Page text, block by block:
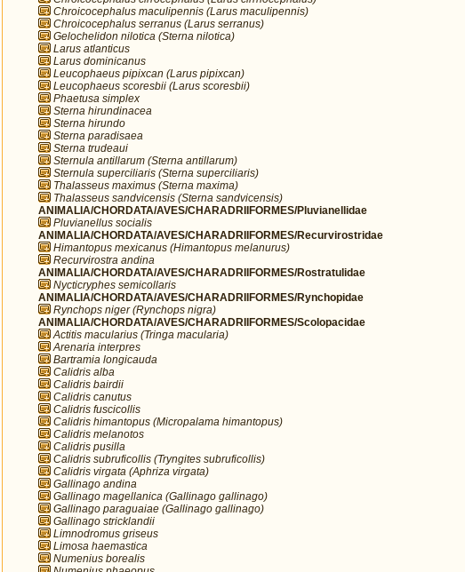
Chroicocephalus maculipennis (Larus maculipennis)
Chroicocephalus serranus (Larus serranus)
Gelochelidon nilotica (Sterna nilotica)
Larus atlanticus
Larus dominicanus
Leucophaeus pipixcan (Larus pipixcan)
Leucophaeus scoresbii (Larus scoresbii)
Phaetusa simplex
Sterna hirundinacea
Sterna hirundo
Sterna paradisaea
Sterna trudeaui
Sternula antillarum (Sterna antillarum)
Sternula superciliaris (Sterna superciliaris)
Thalasseus maximus (Sterna maxima)
Thalasseus sandvicensis (Sterna sandvicensis)
ANIMALIA/CHORDATA/AVES/CHARADRIIFORMES/Pluvianellidae
Pluvianellus socialis
ANIMALIA/CHORDATA/AVES/CHARADRIIFORMES/Recurvirostridae
Himantopus mexicanus (Himantopus melanurus)
Recurvirostra andina
ANIMALIA/CHORDATA/AVES/CHARADRIIFORMES/Rostratulidae
Nycticryphes semicollaris
ANIMALIA/CHORDATA/AVES/CHARADRIIFORMES/Rynchopidae
Rynchops niger (Rynchops nigra)
ANIMALIA/CHORDATA/AVES/CHARADRIIFORMES/Scolopacidae
Actitis macularius (Tringa macularia)
Arenaria interpres
Bartramia longicauda
Calidris alba
Calidris bairdii
Calidris canutus
Calidris fuscicollis
Calidris himantopus (Micropalama himantopus)
Calidris melanotos
Calidris pusilla
Calidris subruficollis (Tryngites subruficollis)
Calidris virgata (Aphriza virgata)
Gallinago andina
Gallinago magellanica (Gallinago gallinago)
Gallinago paraguaiae (Gallinago gallinago)
Gallinago stricklandii
Limnodromus griseus
Limosa haemastica
Numenius borealis